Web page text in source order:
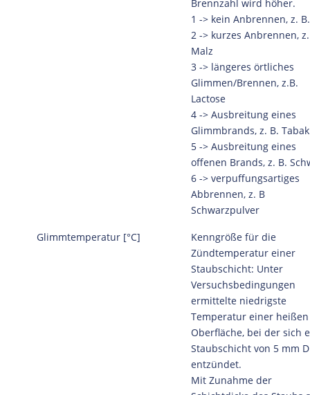
Brennzahl wird höher.
1 -> kein Anbrennen, z.
2 -> kurzes Anbrennen,
Malz
3 -> längeres örtliches
Glimmen/Brennen, z.B.
Lactose
4 -> Ausbreitung eines
Glimmbrands, z. B. Tabak
5 -> Ausbreitung eines
offenen Brands, z. B.
6 -> verpuffungsartiges
Abbrennen, z. B
Schwarzpulver
Glimmtemperatur [°C]
Kenngröße für die
Zündtemperatur einer
Staubschicht: Unter
Versuchsbedingungen
ermittelte niedrigste
Temperatur einer heißen
Oberfläche, bei der sich
Staubschicht von 5 mm
entzündet.
Mit Zunahme der